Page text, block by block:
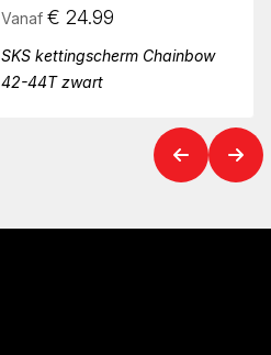
Vanaf € 24.99
SKS kettingscherm Chainbow
42-44T zwart